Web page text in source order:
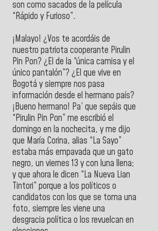
son como sacados de la película
“Rápido y Furioso”.
¡Malayo! ¿Vos te acordáis de
nuestro patriota cooperante Pirulin
Pin Pon? ¿El de la “única camisa y el
único pantalón”? ¿El que vive en
Bogotá y siempre nos pasa
información desde el hermano país?
¡Bueno hermano! Pa’ que sepáis que
“Pirulin Pin Pon” me escribió el
domingo en la nochecita, y me dijo
que María Corina, alias “La Sayo”
estaba más empavada que un gato
negro, un viernes 13 y con luna llena;
y que ahora le dicen “La Nueva Lian
Tintori” porque a los políticos o
candidatos con los que se toma una
foto, siempre les viene una
desgracia política o los revuelcan en